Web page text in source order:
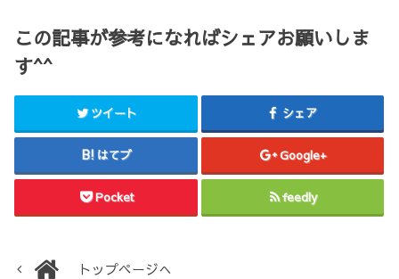
この記事が参考になればシェアお願いしま
す^^
ツイート シェア
はてブ Google+
Pocket feedly
トップページへ